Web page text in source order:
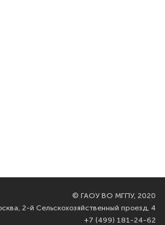
© ГАОУ ВО МГПУ, 2020
2-й Сельскохозяйственный проезд, 4
+7 (499) 181-24-62